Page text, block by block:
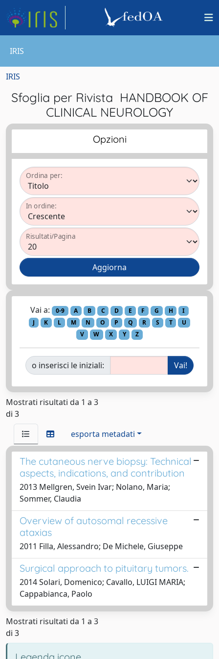
IRIS
IRIS
Sfoglia per Rivista HANDBOOK OF
CLINICAL NEUROLOGY
Opzioni
Ordina per:
In ordine:
Risultati/Pagina
Vai a: 0-9 A B C D E F G H
I
J
K L M N O P Q R S T
U
V
W X Y Z
o inserisci le iniziali:
Mostrati risultati da 1 a 3
di 3
esporta metadati
The cutaneous nerve biopsy: Technical
aspects, indications, and contribution
2013 Mellgren, Svein Ivar; Nolano, Maria;
Sommer, Claudia
Overview of autosomal recessive
ataxias
2011 Filla, Alessandro; De Michele, Giuseppe
Surgical approach to pituitary tumors.
2014 Solari, Domenico; Cavallo, LUIGI MARIA;
Cappabianca, Paolo
Mostrati risultati da 1 a 3
di 3